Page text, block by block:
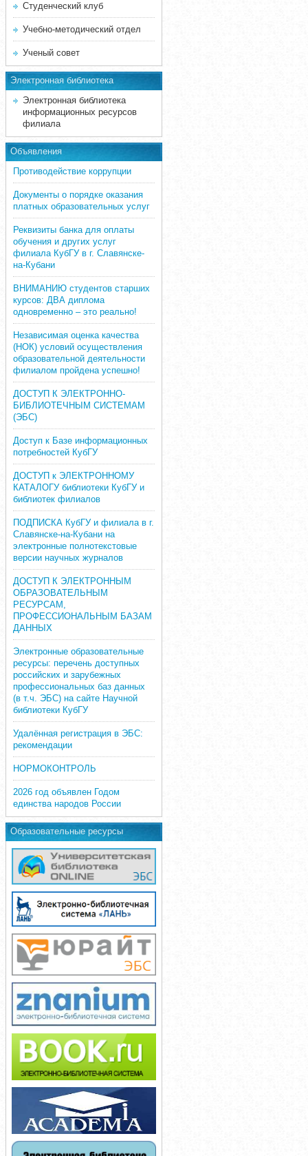
Студенческий клуб
Учебно-методический отдел
Ученый совет
Электронная библиотека
Электронная библиотека
информационных ресурсов
филиала
Объявления
Противодействие коррупции
Документы о порядке оказания
платных образовательных услуг
Реквизиты банка для оплаты
обучения и других услуг
филиала КубГУ в г. Славянске-
на-Кубани
ВНИМАНИЮ студентов старших
курсов: ДВА диплома
одновременно – это реально!
Независимая оценка качества
(НОК) условий осуществления
образовательной деятельности
филиалом пройдена успешно!
ДОСТУП К ЭЛЕКТРОННО-
БИБЛИОТЕЧНЫМ СИСТЕМАМ
(ЭБС)
Доступ к Базе информационных
потребностей КубГУ
ДОСТУП к ЭЛЕКТРОННОМУ
КАТАЛОГУ библиотеки КубГУ и
библиотек филиалов
ПОДПИСКА КубГУ и филиала в г.
Славянске-на-Кубани на
электронные полнотекстовые
версии научных журналов
ДОСТУП К ЭЛЕКТРОННЫМ
ОБРАЗОВАТЕЛЬНЫМ
РЕСУРСАМ,
ПРОФЕССИОНАЛЬНЫМ БАЗАМ
ДАННЫХ
Электронные образовательные
ресурсы: перечень доступных
российских и зарубежных
профессиональных баз данных
(в т.ч. ЭБС) на сайте Научной
библиотеки КубГУ
Удалённая регистрация в ЭБС:
рекомендации
НОРМОКОНТРОЛЬ
2026 год объявлен Годом
единства народов России
Образовательные ресурсы